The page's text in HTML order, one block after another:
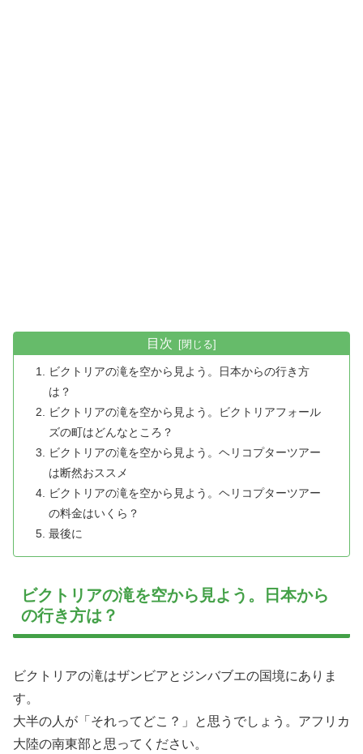
目次
ビクトリアの滝を空から見よう。日本からの行き方
は？
ビクトリアの滝を空から見よう。ビクトリアフォール
ズの町はどんなところ？
ビクトリアの滝を空から見よう。ヘリコプターツアー
は断然おススメ
ビクトリアの滝を空から見よう。ヘリコプターツアー
の料金はいくら？
最後に
ビクトリアの滝を空から見よう。日本から
の行き方は？
ビクトリアの滝はザンビアとジンバブエの国境にありま
す。
大半の人が「それってどこ？」と思うでしょう。アフリカ
大陸の南東部と思ってください。